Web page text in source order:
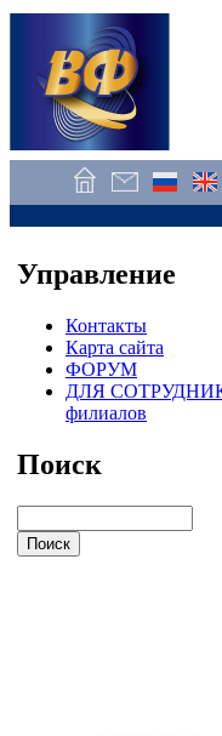
Управление
Контакты
Карта сайта
ФОРУМ
ДЛЯ
филиалов
Поиск